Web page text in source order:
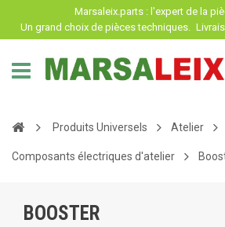
Marsaleix.parts : l'expert de la
Un grand choix de pièces techniques.
Produits Universels Atelier
Composants électriques d'atelier
BOOSTER
Panneau de gestion des cookies